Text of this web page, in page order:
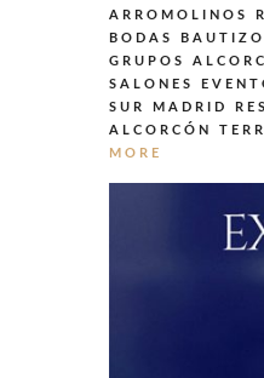
ARROMOLINOS
BODAS
GRUPOS
SALONES
SUR MADRID
ALCORCÓN
MORE